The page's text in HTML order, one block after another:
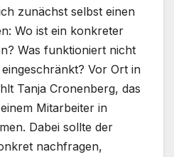
zunächst selbst einen
Wo ist ein konkreter
Was funktioniert nicht
Vor Ort in
Tanja Cronenberg, das
Mitarbeiter in
Dabei sollte der
nachfragen,